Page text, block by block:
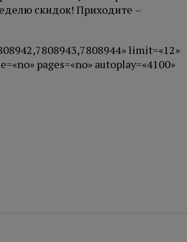
скидок! Приходите –
limit=«12»
pages=«no» autoplay=«4100»